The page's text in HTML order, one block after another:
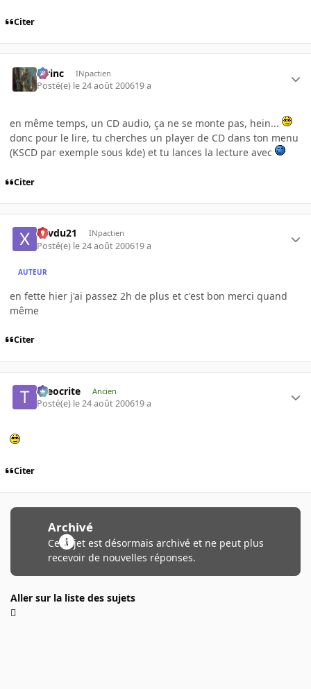
Citer
lorinc INpactien
Posté(e) le 24 août 200619 a
en même temps, un CD audio, ça ne se monte pas, hein...
donc pour le lire, tu cherches un player de CD dans ton menu
(KSCD par exemple sous kde) et tu lances la lecture avec
Citer
xavdu21 INpactien
Posté(e) le 24 août 200619 a
AUTEUR
en fette hier j'ai passez 2h de plus et c'est bon merci quand
même
Citer
theocrite Ancien
Posté(e) le 24 août 200619 a
Citer
Archivé
Ce sujet est désormais archivé et ne peut plus
recevoir de nouvelles réponses.
Aller sur la liste des sujets